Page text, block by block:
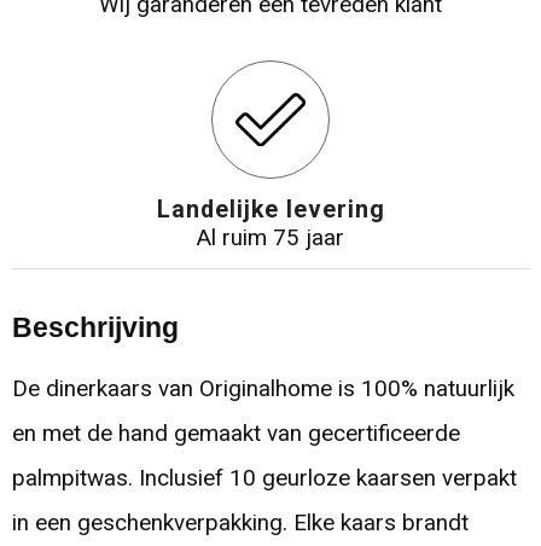
Wij garanderen een tevreden klant
Landelijke levering
Al ruim 75 jaar
Beschrijving
De dinerkaars van Originalhome is 100% natuurlijk
en met de hand gemaakt van gecertificeerde
palmpitwas. Inclusief 10 geurloze kaarsen verpakt
in een geschenkverpakking. Elke kaars brandt